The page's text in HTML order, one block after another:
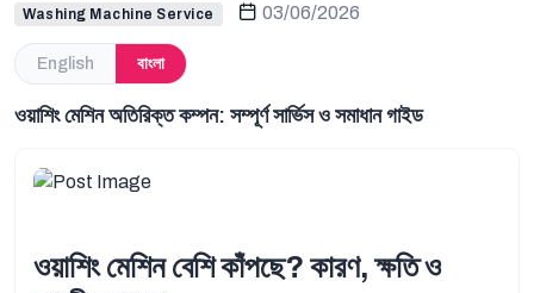
Washing Machine Service 03/06/2026
English বাংলা
ওয়াশিং মেশিন অতিরিক্ত কম্পন: সম্পূর্ণ সার্ভিস ও সমাধান গাইড
ওয়াশিং মেশিন বেশি কাঁপছে? কারণ, ক্ষতি ও